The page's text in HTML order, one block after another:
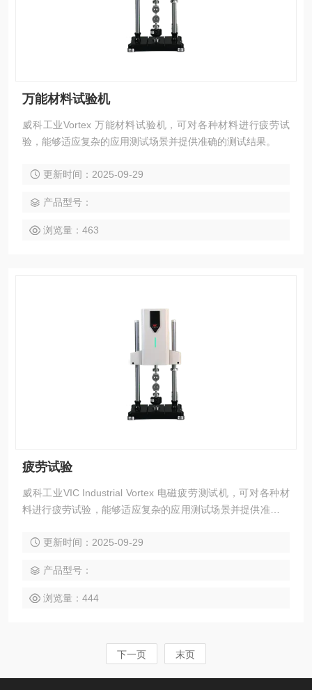
万能材料试验机
威科工业Vortex 万能材料试验机，可对各种材料进行疲劳试
验，能够适应复杂的应用测试场景并提供准确的测试结果。
更新时间：2025-09-29
产品型号：
浏览量：463
疲劳试验
威科工业VIC Industrial Vortex 电磁疲劳测试机，可对各种材
料进行疲劳试验，能够适应复杂的应用测试场景并提供准确的
更新时间：2025-09-29
产品型号：
浏览量：444
下一页 末页